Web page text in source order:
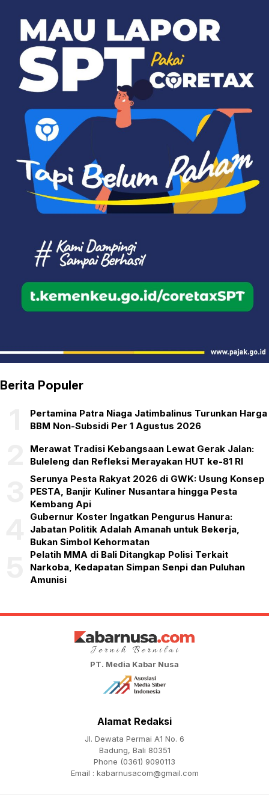
Berita Populer
Pertamina Patra Niaga Jatimbalinus Turunkan Harga
BBM Non-Subsidi Per 1 Agustus 2026
Merawat Tradisi Kebangsaan Lewat Gerak Jalan:
Buleleng dan Refleksi Merayakan HUT ke-81 RI
Serunya Pesta Rakyat 2026 di GWK: Usung Konsep
PESTA, Banjir Kuliner Nusantara hingga Pesta
Kembang Api
Gubernur Koster Ingatkan Pengurus Hanura:
Jabatan Politik Adalah Amanah untuk Bekerja,
Bukan Simbol Kehormatan
Pelatih MMA di Bali Ditangkap Polisi Terkait
Narkoba, Kedapatan Simpan Senpi dan Puluhan
Amunisi
PT. Media Kabar Nusa
Alamat Redaksi
Jl. Dewata Permai A1 No. 6
Badung, Bali 80351
Phone (0361) 9090113
Email : kabarnusacom@gmail.com